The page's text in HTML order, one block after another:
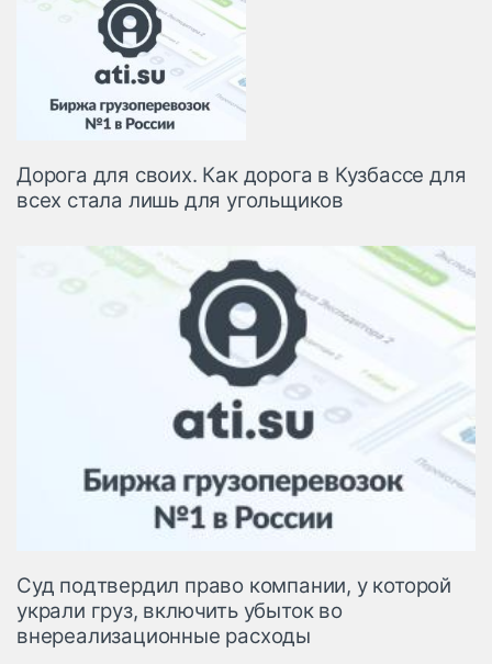
Дорога для своих. Как дорога в Кузбассе для
всех стала лишь для угольщиков
Суд подтвердил право компании, у которой
украли груз, включить убыток во
внереализационные расходы